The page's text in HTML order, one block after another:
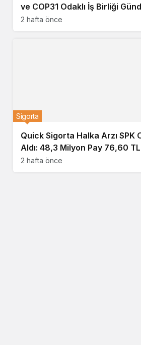
ve COP31 Odaklı İş Birliği
2 hafta önce
Quick Sigorta Halka Arzı SPK
Aldı: 48,3 Milyon Pay 76,60
Yatırımcıya Sunulacak
2 hafta önce
Sigorta